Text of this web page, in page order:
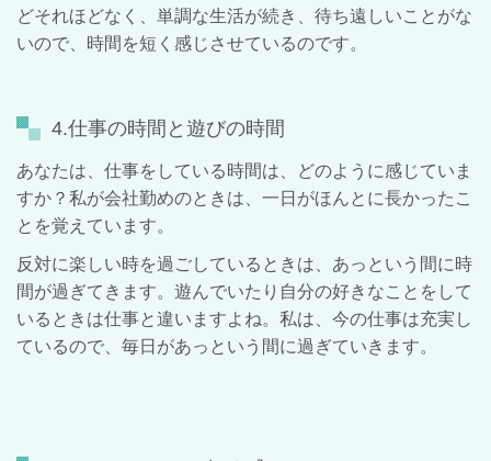
どそれほどなく、単調な生活が続き、待ち遠しいことがな
いので、時間を短く感じさせているのです。
4.仕事の時間と遊びの時間
あなたは、仕事をしている時間は、どのように感じていま
すか？私が会社勤めのときは、一日がほんとに長かったこ
とを覚えています。
反対に楽しい時を過ごしているときは、あっという間に時
間が過ぎてきます。遊んでいたり自分の好きなことをして
いるときは仕事と違いますよね。私は、今の仕事は充実し
ているので、毎日があっという間に過ぎていきます。